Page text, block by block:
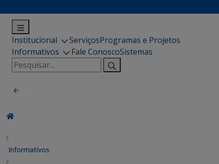
Institucional ServiçosProgramas e Projetos
Informativos
Fale ConoscoSistemas
Pesquisar
por:
Informativos